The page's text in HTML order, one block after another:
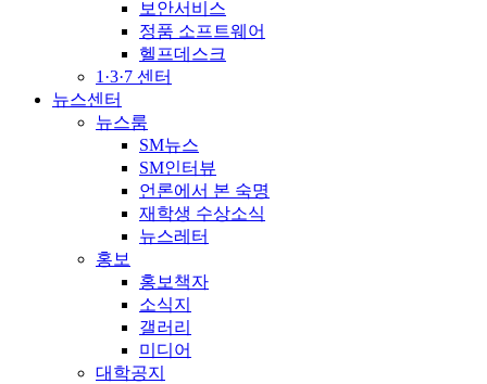
보안서비스
정품 소프트웨어
헬프데스크
1·3·7 센터
뉴스센터
뉴스룸
SM뉴스
SM인터뷰
언론에서 본 숙명
재학생 수상소식
뉴스레터
홍보
홍보책자
소식지
갤러리
미디어
대학공지